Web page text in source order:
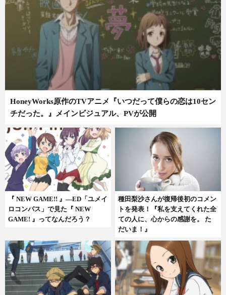
HoneyWorks原作のTVアニメ『いつだって僕らの恋は10セン
チだった。』メインビジュアル、PVが公開
『 NEW GAME!! 』―ED「ユメイ
ロコンパス」で見た『 NEW
GAME! 』ってなんだろう？
種田梨沙さんが復帰後初のコメン
トを発表！『私を支えてくれた全
ての人に、心からの感謝を。 た
だいま！』